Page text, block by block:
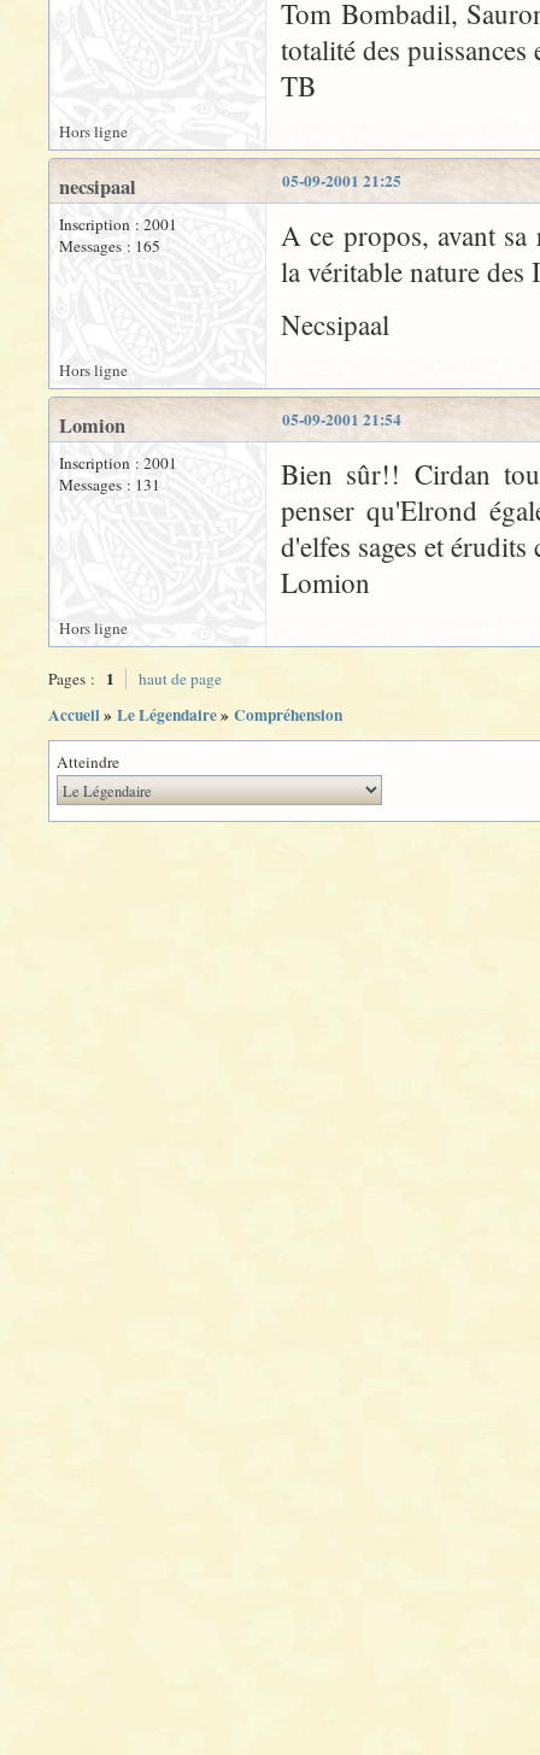
Tom Bombadil,
totalité des puissances
TB
Hors ligne
05-09-2001 21:25
necsipaal
Inscription : 2001
Messages : 165
A ce propos, avant
la véritable nature des
Necsipaal
Hors ligne
05-09-2001 21:54
Lomion
Inscription : 2001
Messages : 131
Bien sûr!! Cirdan
penser qu'Elrond
d'elfes sages et
Lomion
Hors ligne
Pages : 1 haut de page
Accueil» Le Légendaire» Compréhension
Atteindre